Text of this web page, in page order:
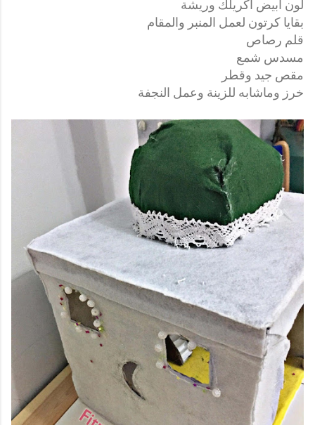
لون ابيض اكريلك وريشة
بقايا كرتون لعمل المنبر والمقام
قلم رصاص
مسدس شمع
مقص جيد وقطر
خرز وماشابه للزينة وعمل النجفة